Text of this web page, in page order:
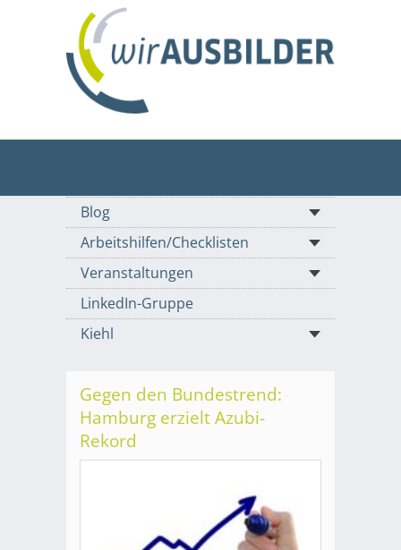
Blog
Arbeitshilfen/Checklisten
Veranstaltungen
LinkedIn-Gruppe
Kiehl
Gegen den Bundestrend:
Hamburg erzielt Azubi-
Rekord